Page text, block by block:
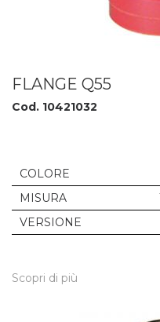
FLANGE Q55
Cod. 10421032
COLORE
MISURA
VERSIONE
Scopri di più